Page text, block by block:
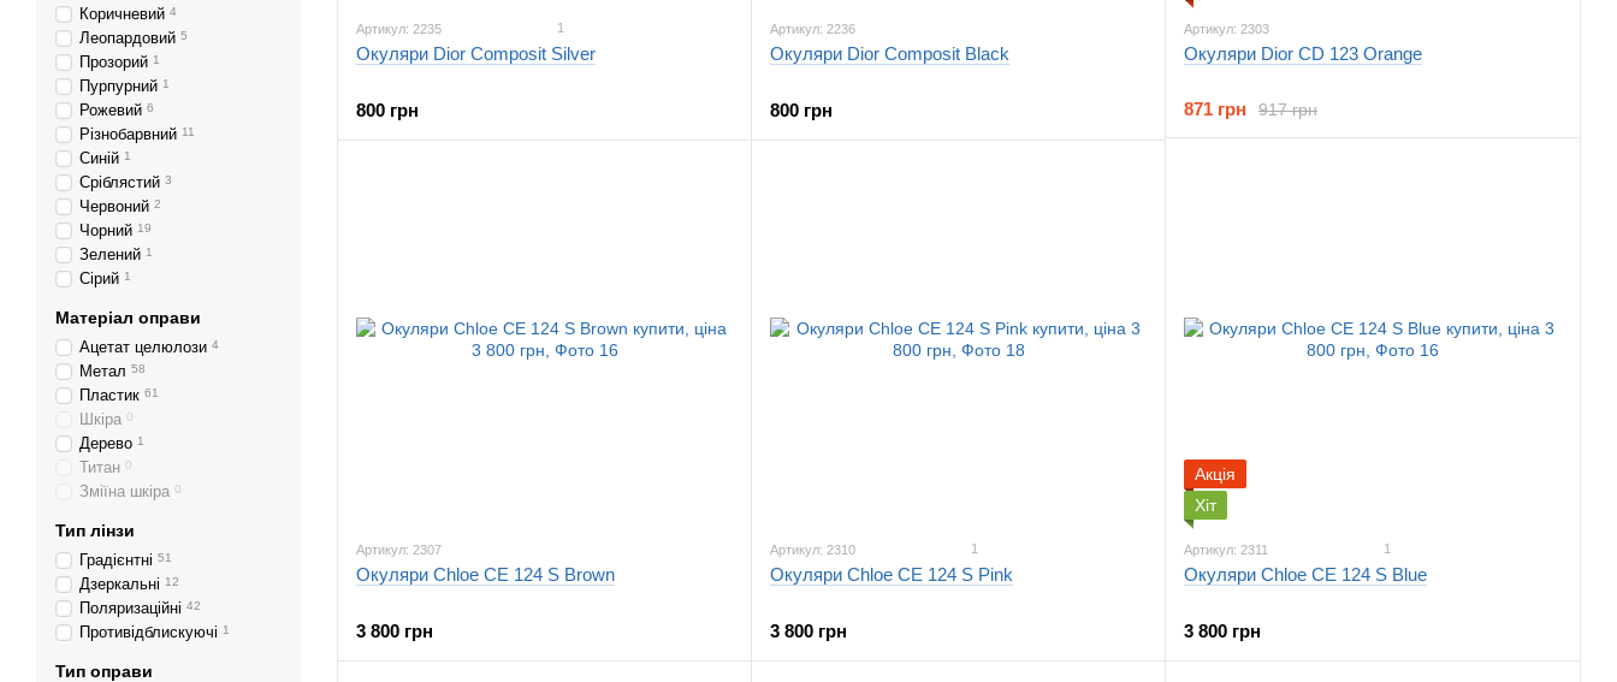
Артикул: 2235 1
Окуляри Dior Composit Silver
800 грн
Артикул: 2236
Окуляри Dior Composit Black
800 грн
Артикул: 2303
Окуляри Dior CD 123 Orange
917 грн
871 грн
Артикул: 2307
Окуляри Chloe CE 124 S Brown
3 800 грн
Артикул: 2310 1
Окуляри Chloe CE 124 S Pink
3 800 грн
Акція
Хіт
Артикул: 2311 1
Окуляри Chloe CE 124 S Blue
3 800 грн
Коричневий 4
Леопардовий 5
Прозорий 1
Пурпурний 1
Рожевий 6
Різнобарвний 11
Синій 1
Сріблястий 3
Червоний 2
Чорний 19
Зелений 1
Сірий 1
Матеріал оправи
Ацетат целюлози 4
Метал 58
Пластик 61
Шкіра 0
Дерево 1
Титан 0
Зміїна шкіра 0
Тип лінзи
Градієнтні 51
Дзеркальні 12
Поляризаційні 42
Противідблискуючі 1
Тип оправи